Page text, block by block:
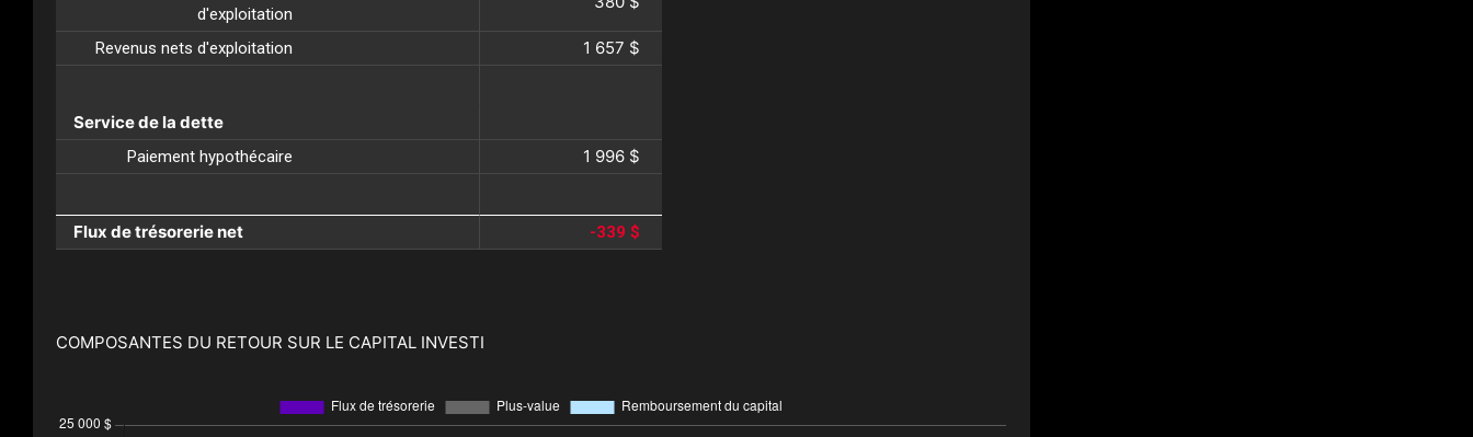
d'exploitation
Revenus nets d'exploitation 1 657 $
Service de la dette
Paiement hypothécaire 1 996 $
Flux de trésorerie net -339 $
COMPOSANTES DU RETOUR SUR LE CAPITAL INVESTI